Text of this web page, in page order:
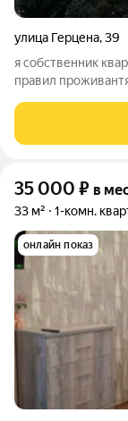
улица Герцена,39
я собственник
правил
35 000 ₽ в
33 м² 1-комн.
онлайн показ